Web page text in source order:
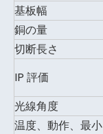
基板幅
銅の量
切断長さ
IP 評価
光線角度
温度、動作、最小